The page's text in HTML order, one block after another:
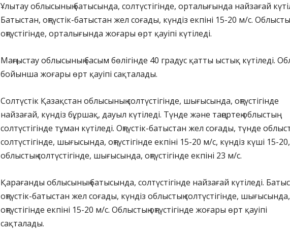
Ұлытау облысының батысында, солтүстігінде, орталығында найзағай
Батыстан, оңтүстік-батыстан жел соғады, күндіз екпіні 15-20 м/с. Облыстың
оңтүстігінде, орталығында жоғары өрт қауіпі күтіледі.
Маңғыстау облысының басым бөлігінде 40 градус қатты ыстық күтіледі.
бойынша жоғары өрт қауіпі сақталады.
Солтүстік Қазақстан облысының солтүстігінде, шығысында, оңтүстігінде
найзағай, күндіз бұршақ, дауыл күтіледі. Түнде және таңертең облыстың
солтүстігінде тұман күтіледі. Оңтүстік-батыстан жел соғады, түнде
солтүстігінде, шығысында, оңтүстігінде екпіні 15-20 м/с, күндіз күші 15-20,
облыстың солтүстігінде, шығысында, оңтүстігінде екпіні 23 м/с.
Қарағанды облысының батысында, солтүстігінде найзағай күтіледі.
оңтүстік-батыстан жел соғады, күндіз облыстың солтүстігінде, шығысында,
оңтүстігінде екпіні 15-20 м/с. Облыстың оңтүстігінде жоғары өрт қауіпі
сақталады.